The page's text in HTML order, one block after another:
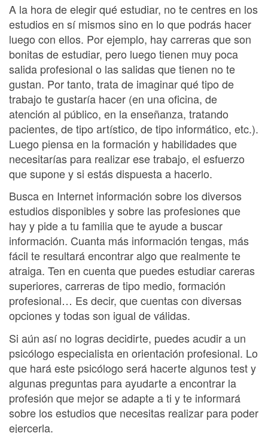
A la hora de elegir qué estudiar, no te centres en los
estudios en sí mismos sino en lo que podrás hacer
luego con ellos. Por ejemplo, hay carreras que son
bonitas de estudiar, pero luego tienen muy poca
salida profesional o las salidas que tienen no te
gustan. Por tanto, trata de imaginar qué tipo de
trabajo te gustaría hacer (en una oficina, de
atención al público, en la enseñanza, tratando
pacientes, de tipo artístico, de tipo informático, etc.).
Luego piensa en la formación y habilidades que
necesitarías para realizar ese trabajo, el esfuerzo
que supone y si estás dispuesta a hacerlo.
Busca en Internet información sobre los diversos
estudios disponibles y sobre las profesiones que
hay y pide a tu familia que te ayude a buscar
información. Cuanta más información tengas, más
fácil te resultará encontrar algo que realmente te
atraiga. Ten en cuenta que puedes estudiar careras
superiores, carreras de tipo medio, formación
profesional… Es decir, que cuentas con diversas
opciones y todas son igual de válidas.
Si aún así no logras decidirte, puedes acudir a un
psicólogo especialista en orientación profesional. Lo
que hará este psicólogo será hacerte algunos test y
algunas preguntas para ayudarte a encontrar la
profesión que mejor se adapte a ti y te informará
sobre los estudios que necesitas realizar para poder
ejercerla.